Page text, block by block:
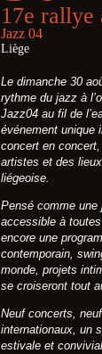
17e
Jazz 04
Liège
Le dimanche 30
rythme du jazz à
Jazz04 au fil de
événement unique
concert en
artistes et des
liégeoise.
Pensé comme une
accessible à
encore une
contemporain,
monde, projets
se croiseront tout
Neuf concerts,
internationaux, un
estivale et